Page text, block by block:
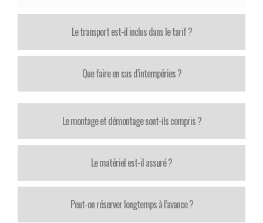
Le transport est-il inclus dans le tarif ?
Que faire en cas d’intempéries ?
Le montage et démontage sont-ils compris ?
Le matériel est-il assuré ?
Peut-on réserver longtemps à l’avance ?